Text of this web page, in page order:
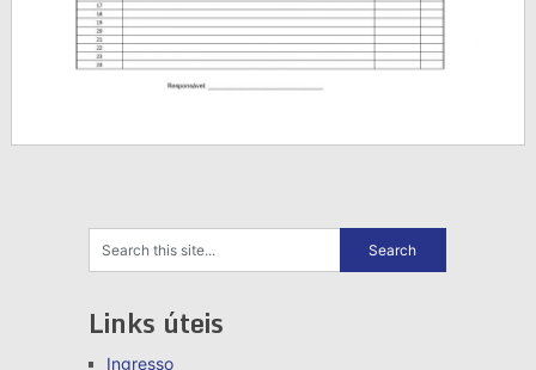
Links úteis
Ingresso